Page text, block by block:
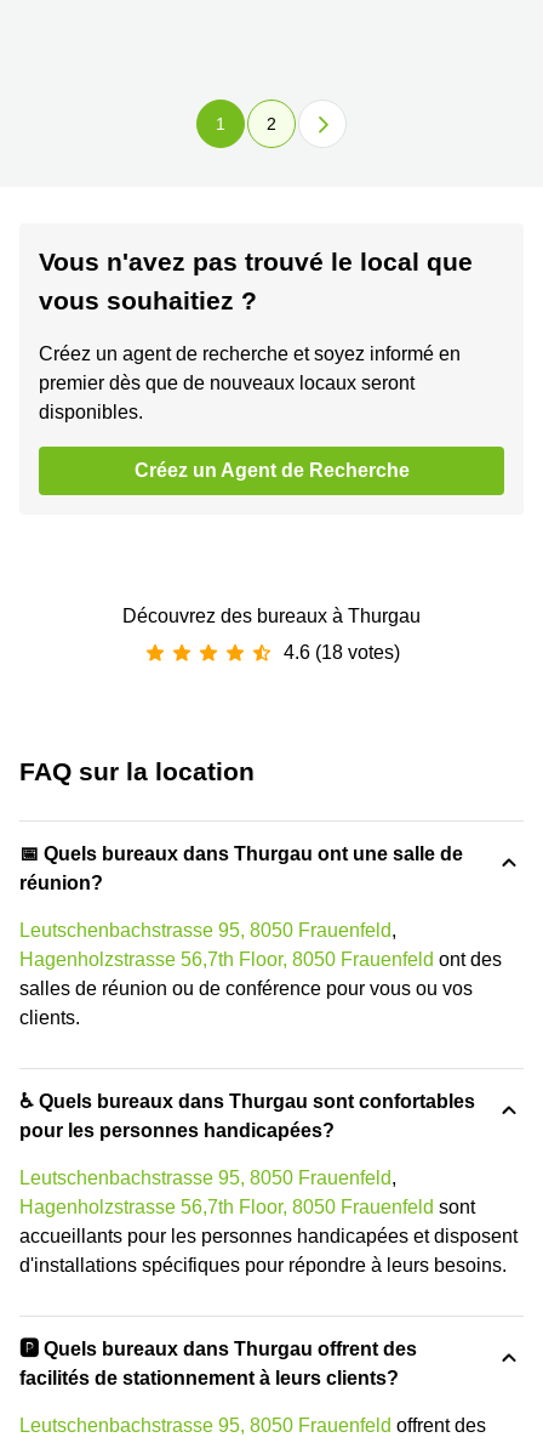
1 2
Vous n'avez pas trouvé le local que
vous souhaitiez ?
Créez un agent de recherche et soyez informé en
premier dès que de nouveaux locaux seront
disponibles.
Créez un Agent de Recherche
Découvrez des bureaux à Thurgau
4.6 (18 votes)
FAQ sur la location
📅 Quels bureaux dans Thurgau ont une salle de
réunion?
Leutschenbachstrasse 95, 8050 Frauenfeld,
Hagenholzstrasse 56,7th Floor, 8050 Frauenfeld ont des
salles de réunion ou de conférence pour vous ou vos
clients.
♿ Quels bureaux dans Thurgau sont confortables
pour les personnes handicapées?
Leutschenbachstrasse 95, 8050 Frauenfeld,
Hagenholzstrasse 56,7th Floor, 8050 Frauenfeld sont
accueillants pour les personnes handicapées et disposent
d'installations spécifiques pour répondre à leurs besoins.
🅿️ Quels bureaux dans Thurgau offrent des
facilités de stationnement à leurs clients?
Leutschenbachstrasse 95, 8050 Frauenfeld offrent des